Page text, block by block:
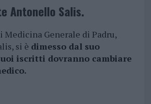
Antonello Salis.
Medicina Generale di Padru,
si è dimesso dal suo
iscritti dovranno cambiare